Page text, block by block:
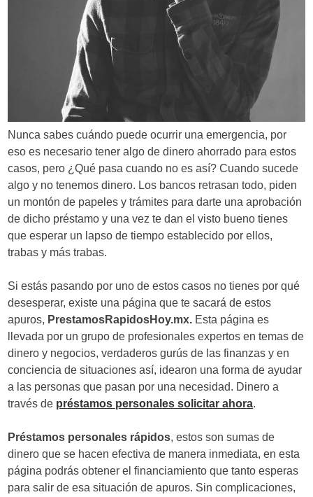
Nunca sabes cuándo puede ocurrir una emergencia, por
eso es necesario tener algo de dinero ahorrado para estos
casos, pero ¿Qué pasa cuando no es así? Cuando sucede
algo y no tenemos dinero. Los bancos retrasan todo, piden
un montón de papeles y trámites para darte una aprobación
de dicho préstamo y una vez te dan el visto bueno tienes
que esperar un lapso de tiempo establecido por ellos,
trabas y más trabas.
Si estás pasando por uno de estos casos no tienes por qué
desesperar, existe una página que te sacará de estos
apuros, PrestamosRapidosHoy.mx. Esta página es
llevada por un grupo de profesionales expertos en temas de
dinero y negocios, verdaderos gurús de las finanzas y en
conciencia de situaciones así, idearon una forma de ayudar
a las personas que pasan por una necesidad. Dinero a
través de préstamos personales solicitar ahora.
Préstamos personales rápidos, estos son sumas de
dinero que se hacen efectiva de manera inmediata, en esta
página podrás obtener el financiamiento que tanto esperas
para salir de esa situación de apuros. Sin complicaciones,